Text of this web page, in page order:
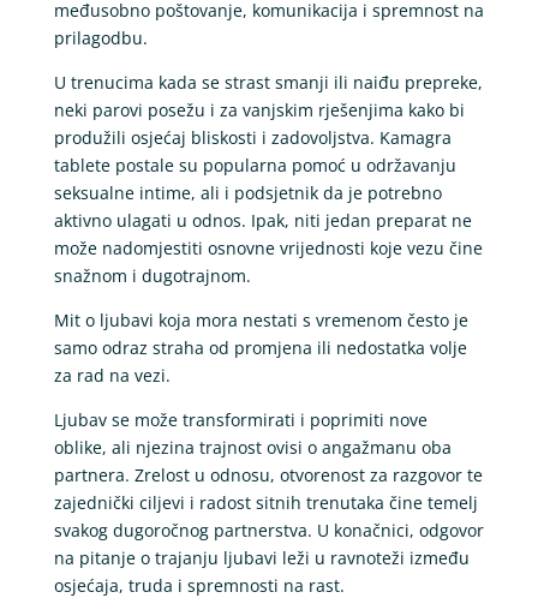
međusobno poštovanje, komunikacija i spremnost na
prilagodbu.
U trenucima kada se strast smanji ili naiđu prepreke,
neki parovi posežu i za vanjskim rješenjima kako bi
produžili osjećaj bliskosti i zadovoljstva. Kamagra
tablete postale su popularna pomoć u održavanju
seksualne intime, ali i podsjetnik da je potrebno
aktivno ulagati u odnos. Ipak, niti jedan preparat ne
može nadomjestiti osnovne vrijednosti koje vezu čine
snažnom i dugotrajnom.
Mit o ljubavi koja mora nestati s vremenom često je
samo odraz straha od promjena ili nedostatka volje
za rad na vezi.
Ljubav se može transformirati i poprimiti nove
oblike, ali njezina trajnost ovisi o angažmanu oba
partnera. Zrelost u odnosu, otvorenost za razgovor te
zajednički ciljevi i radost sitnih trenutaka čine temelj
svakog dugoročnog partnerstva. U konačnici, odgovor
na pitanje o trajanju ljubavi leži u ravnoteži između
osjećaja, truda i spremnosti na rast.